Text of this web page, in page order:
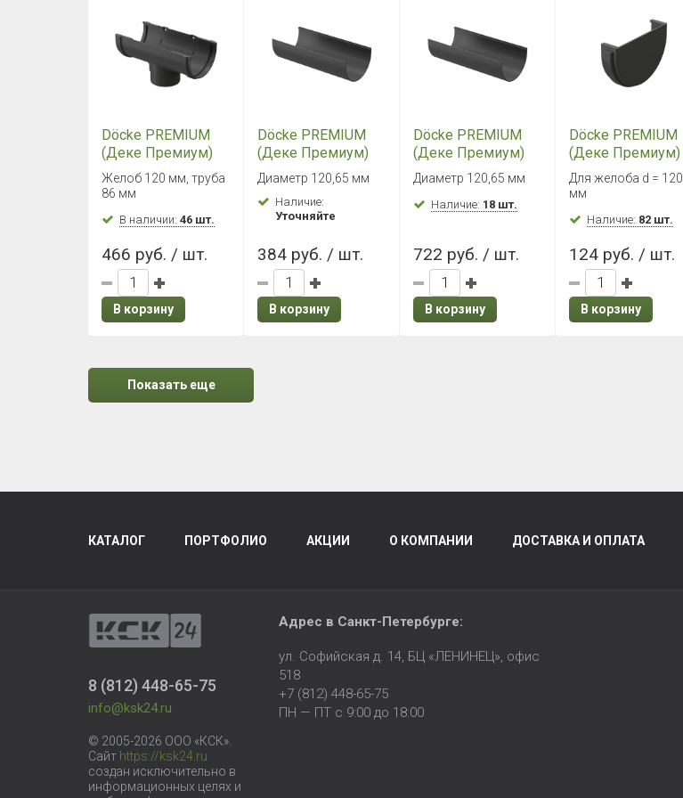
Döcke PREMIUM
(Деке Премиум)
Воронка Графит
Желоб 120 мм, труба
86 мм
В наличии: 46 шт.
466 руб. / шт.
В корзину
Döcke PREMIUM
(Деке Премиум)
Желоб 1500 мм
Графит
Диаметр 120,65 мм
Наличие:
Уточняйте
384 руб. / шт.
В корзину
Döcke PREMIUM
(Деке Премиум)
Желоб 3000 мм
Графит
Диаметр 120,65 мм
Наличие: 18 шт.
722 руб. / шт.
В корзину
Döcke PREMIUM
(Деке Премиум)
Заглушка желоба
Графит
Для желоба d = 120
мм
Наличие: 82 шт.
124 руб. / шт.
В корзину
Показать еще
КАТАЛОГ ПОРТФОЛИО АКЦИИ О КОМПАНИИ ДОСТАВКА И ОПЛАТА
8 (812) 448-65-75
info@ksk24.ru
© 2005-2026 ООО «КСК».
Сайт https://ksk24.ru
создан исключительно в
информационных целях и
Адрес в Санкт-Петербурге:
ул. Софийская д. 14, БЦ «ЛЕНИНЕЦ», офис
518
+7 (812) 448-65-75
ПН — ПТ с 9:00 до 18:00